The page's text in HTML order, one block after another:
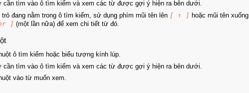
cần tìm vào ô tìm kiếm và xem các từ được gợi ý hiện ra bên dưới.
trỏ đang nằm trong ô tìm kiếm, sử dụng phím mũi tên lên [ ↑ ] hoặc mũi tên xuống
] (một lần nữa) để xem chi tiết từ đó.
ô tìm kiếm hoặc biểu tượng kính lúp.
cần tìm vào ô tìm kiếm và xem các từ được gợi ý hiện ra bên dưới.
vào từ muốn xem.